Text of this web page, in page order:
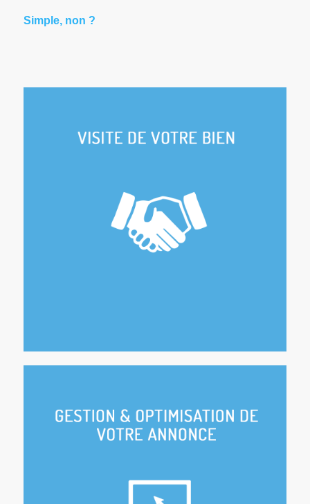
Simple, non ?
Découverte du logement
Echanges sur notre offre et vos attentes
Définition des modalités
en ligne (Airbnb, Homeaway, Abritel, Booking)
Offert : Mise en ligne sur notre site